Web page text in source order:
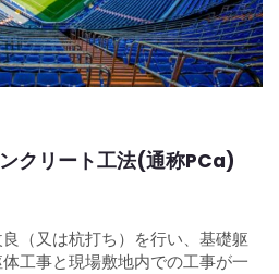
クリート工法(通称PCa)
（又は杭打ち）を行い、基礎躯
工事と現場敷地内での工事が一